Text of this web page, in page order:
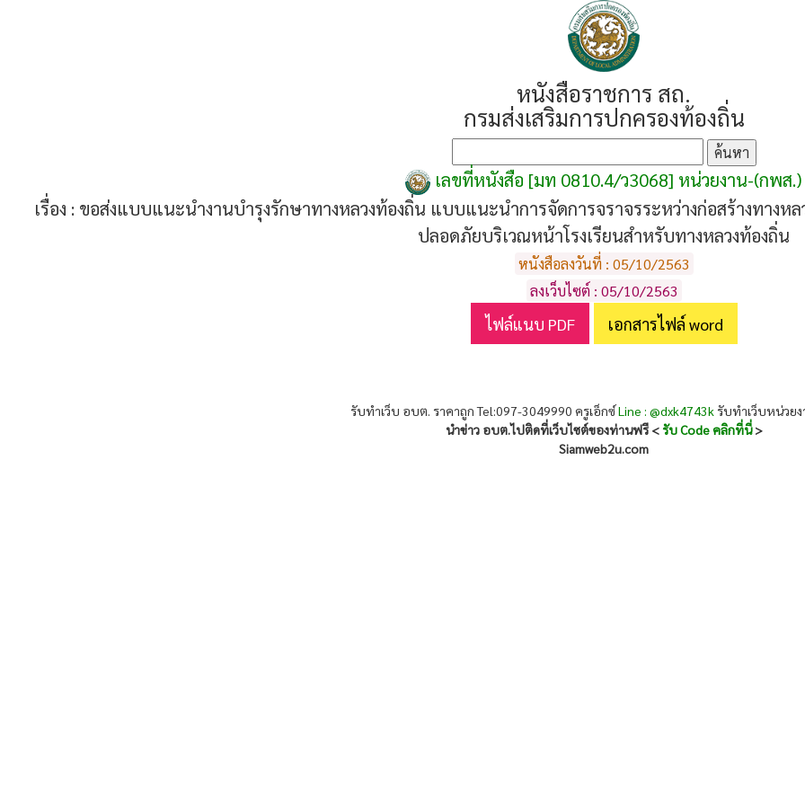
หนังสือราชการ สถ.
กรมส่งเสริมการปกครองท้องถิ่น
เลขที่หนังสือ [มท 0810.4/ว3068] หน่วยงาน-(กพส.)
เรื่อง : ขอส่งแบบแนะนำงานบำรุงรักษาทางหลวงท้องถิ่น แบบแนะนำการจัดการจราจรระหว่างก่อสร้างทาง
ปลอดภัยบริเวณหน้าโรงเรียนสำหรับทางหลวงท้องถิ่น
หนังสือลงวันที่ : 05/10/2563
ลงเว็บไซต์ : 05/10/2563
ไฟล์แนบ PDF เอกสารไฟล์ word
รับทำเว็บ อบต. ราคาถูก Tel:097-3049990 ครูเอ็กซ์Line : @dxk4743k รับทำเว็บหน่วย
นำข่าว อบต.ไปติดที่เว็บไซต์ของท่านฟรี <รับ Code คลิกที่นี่>
Siamweb2u.com